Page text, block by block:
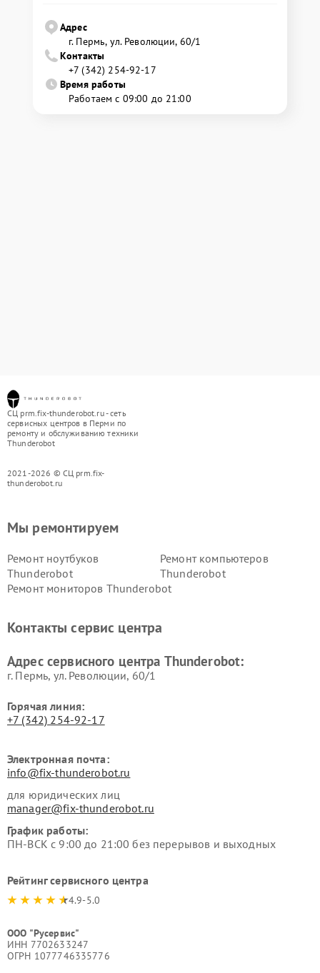
Адрес
г. Пермь, ул. ​Революции, 60/1
Контакты
+7 (342) 254-92-17
Время работы
Работаем с 09:00 до 21:00
СЦ prm.fix-thunderobot.ru - сеть
сервисных центров в Перми по
ремонту и обслуживанию техники
Thunderobot
2021-2026 © СЦ prm.fix-
thunderobot.ru
Мы ремонтируем
Ремонт ноутбуков
Thunderobot
Ремонт компьютеров
Thunderobot
Ремонт мониторов Thunderobot
Контакты сервис центра
Адрес сервисного центра Thunderobot:
г. Пермь, ул. ​Революции, 60/1
Горячая линия:
+7 (342) 254-92-17
Электронная почта:
info@fix-thunderobot.ru
для юридических лиц
manager@fix-thunderobot.ru
График работы:
ПН-ВСК с 9:00 до 21:00 без перерывов и выходных
Рейтинг сервисного центра
4.9-5.0
ООО "Русервис"
ИНН 7702633247
ОГРН 1077746335776